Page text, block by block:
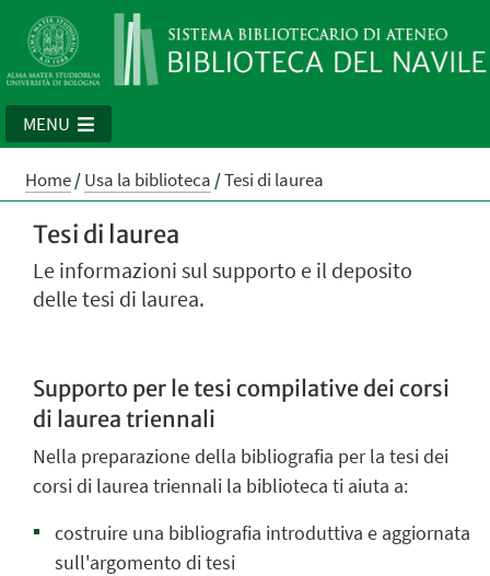
MENU
Home/Usa la biblioteca /Tesi di laurea
Tesi di laurea
Le informazioni sul supporto e il deposito
delle tesi di laurea.
Supporto per le tesi compilative dei corsi
di laurea triennali
Nella preparazione della bibliografia per la tesi dei
corsi di laurea triennali la biblioteca ti aiuta a:
costruire una bibliografia introduttiva e aggiornata
sull'argomento di tesi